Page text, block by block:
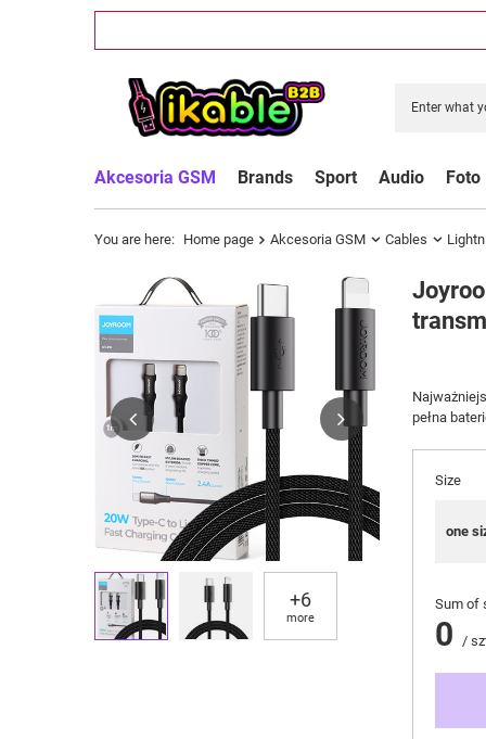
Akcesoria GSM Brands Sport Audio Foto
You are here: Home page Akcesoria GSM Cables
+6
more
pełna
Size
one
Sum of
0 /